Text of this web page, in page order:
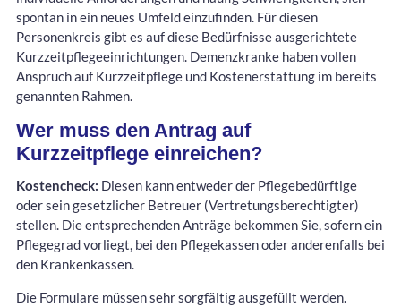
spontan in ein neues Umfeld einzufinden. Für diesen
Personenkreis gibt es auf diese Bedürfnisse ausgerichtete
Kurzzeitpflegeeinrichtungen. Demenzkranke haben vollen
Anspruch auf Kurzzeitpflege und Kostenerstattung im bereits
genannten Rahmen.
Wer muss den Antrag auf
Kurzzeitpflege einreichen?
Kostencheck: Diesen kann entweder der Pflegebedürftige
oder sein gesetzlicher Betreuer (Vertretungsberechtigter)
stellen. Die entsprechenden Anträge bekommen Sie, sofern ein
Pflegegrad vorliegt, bei den Pflegekassen oder anderenfalls bei
den Krankenkassen.
Die Formulare müssen sehr sorgfältig ausgefüllt werden.